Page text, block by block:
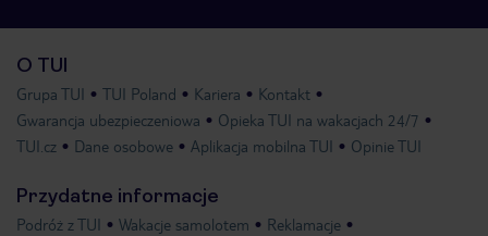
O TUI
Grupa TUI TUI Poland Kariera
Kontakt
Gwarancja ubezpieczeniowa
Opieka TUI na wakacjach 24/7
TUI.cz
Dane osobowe Aplikacja mobilna TUI Opinie TUI
Przydatne informacje
Podróż z TUI Wakacje samolotem Reklamacje